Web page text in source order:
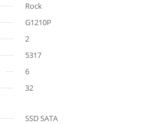
Rock
G1210P
2
5317
6
32
SSD SATA